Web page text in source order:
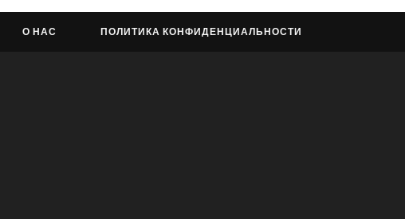
О НАС ПОЛИТИКА КОНФИДЕНЦИАЛЬНОСТИ